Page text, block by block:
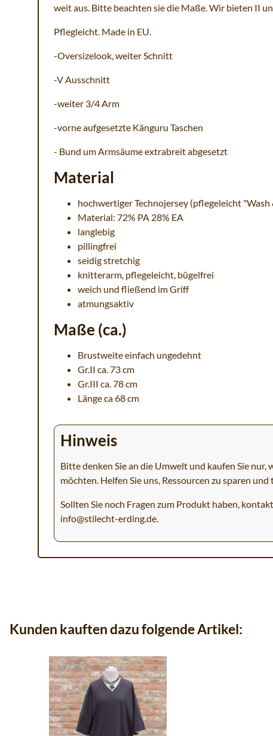
weit aus. Bitte beachten sie die Maße. Wir bieten II
Pflegleicht. Made in EU.
-Oversizelook, weiter Schnitt
-V Ausschnitt
-weiter 3/4 Arm
-vorne aufgesetzte Känguru Taschen
- Bund um Armsäume extrabreit abgesetzt
Material
hochwertiger Technojersey (pflegeleicht "Wash
Material: 72% PA 28% EA
langlebig
pillingfrei
seidig stretchig
knitterarm, pflegeleicht, bügelfrei
weich und fließend im Griff
atmungsaktiv
Maße (ca.)
Brustweite einfach ungedehnt
Gr.II ca. 73 cm
Gr.III ca. 78 cm
Länge ca 68 cm
Hinweis
Bitte denken Sie an die Umwelt und kaufen Sie nur,
möchten. Helfen Sie uns, Ressourcen zu sparen
Sollten Sie noch Fragen zum Produkt haben,
info@stilecht-erding.de.
Kunden kauften dazu folgende Artikel: